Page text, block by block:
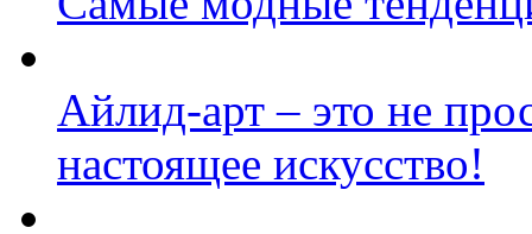
Айлид-арт – это не
настоящее искусство!